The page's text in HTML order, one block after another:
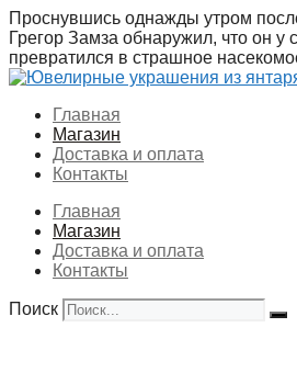
Перейти
к
содержимому
Проснувшись однажды утром
Грегор Замза обнаружил, что он у
превратился в страшное
Главная
Магазин
Доставка и оплата
Контакты
Главная
Магазин
Доставка и оплата
Контакты
Поиск